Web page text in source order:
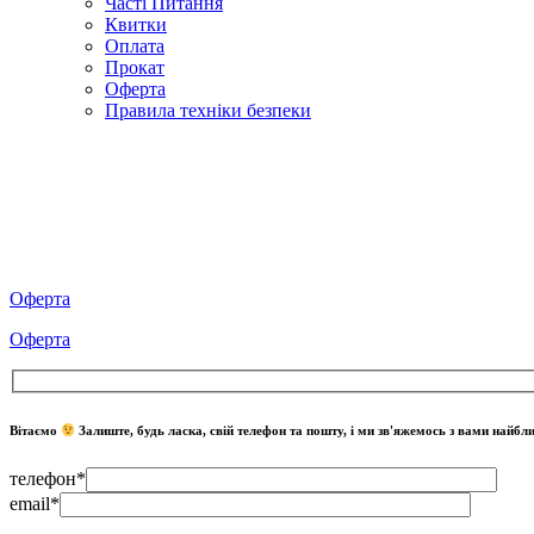
Квитки
Оплата
Прокат
Оферта
Правила техніки безпеки
Оферта
Оферта
Вітаємо Залиште, будь ласка, свій телефон та пошту, і ми зв'яжемось з вами
телефон*
email*